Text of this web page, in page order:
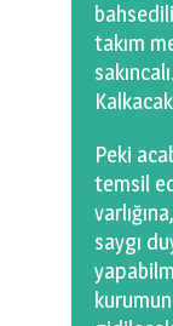
takım
Peki
temsil
saygı